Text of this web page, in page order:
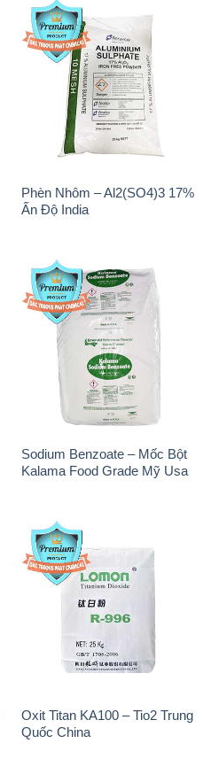
Phèn Nhôm – Al2(SO4)3 17%
Ấn Độ India
Sodium Benzoate – Mốc Bột
Kalama Food Grade Mỹ Usa
Oxit Titan KA100 – Tio2 Trung
Quốc China